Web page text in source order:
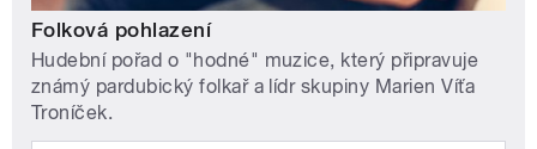
Folková pohlazení
Hudební pořad o "hodné" muzice, který připravuje
známý pardubický folkař a lídr skupiny Marien Víťa
Troníček.